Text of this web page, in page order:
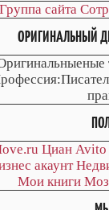
Группа сайта
ОРИГИНАЛЬНЫЙ
Циан Avito
акаунт
Мои книги